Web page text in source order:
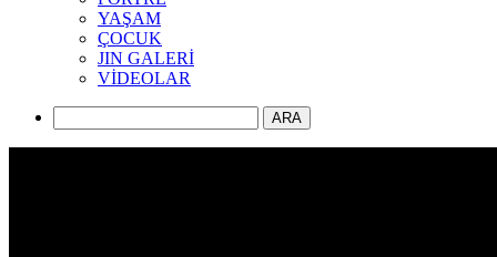
YAŞAM
ÇOCUK
JIN GALERİ
VİDEOLAR
ARA